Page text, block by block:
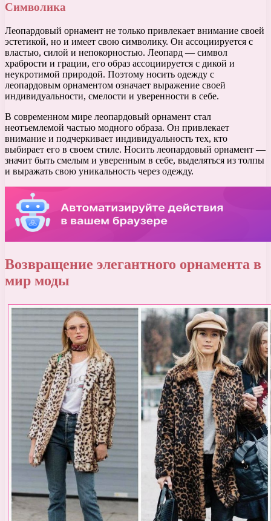
Символика
Леопардовый орнамент не только привлекает внимание своей
эстетикой, но и имеет свою символику. Он ассоциируется с
властью, силой и непокорностью. Леопард — символ
храбрости и грации, его образ ассоциируется с дикой и
неукротимой природой. Поэтому носить одежду с
леопардовым орнаментом означает выражение своей
индивидуальности, смелости и уверенности в себе.
В современном мире леопардовый орнамент стал
неотъемлемой частью модного образа. Он привлекает
внимание и подчеркивает индивидуальность тех, кто
выбирает его в своем стиле. Носить леопардовый орнамент —
значит быть смелым и уверенным в себе, выделяться из толпы
и выражать свою уникальность через одежду.
Возвращение элегантного орнамента в
мир моды